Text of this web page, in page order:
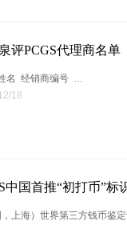
泉评PCGS代理商名单
名 经销商编号 …
18
中国首推“初打币”
，上海）世界第三方钱币鉴